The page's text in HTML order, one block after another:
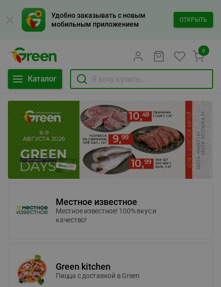
Удобно заказывать с новым
мобильным приложением
ОТКРЫТЬ
Каталог
0
Местное известное
Местное известное! 100% вкус и
качество!
Green kitchen
Пицца c доставкой в Green